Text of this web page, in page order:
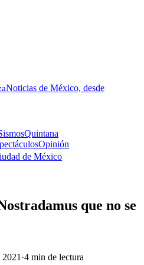
Noticias de México, desde
Quintana
Opinión
de México
que no se
·4 min de lectura